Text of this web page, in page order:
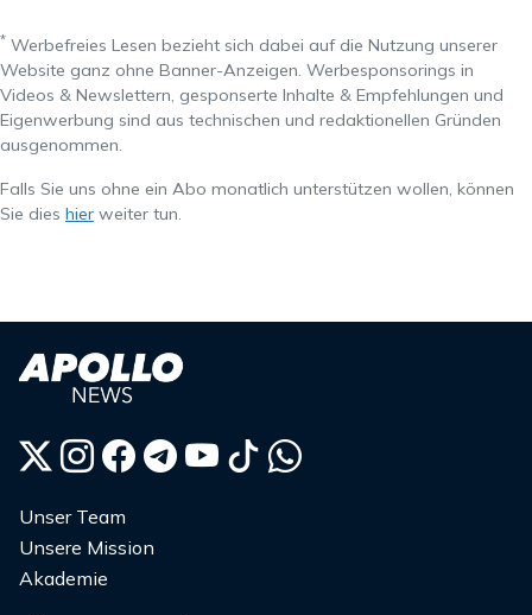
* Werbefreies Lesen bezieht sich dabei auf die Nutzung unserer
Website ganz ohne Banner-Anzeigen. Werbesponsorings in
Videos & Newslettern, gesponserte Inhalte & Empfehlungen und
Eigenwerbung sind aus technischen und redaktionellen Gründen
ausgenommen.
Falls Sie uns ohne ein Abo monatlich unterstützen wollen, können
Sie dies hier weiter tun.
Unser Team
Unsere Mission
Akademie